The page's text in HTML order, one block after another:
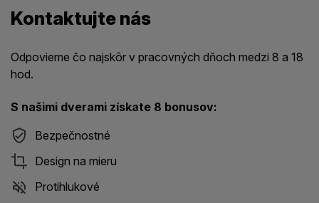
Kontaktujte nás
Odpovieme čo najskôr v pracovných dňoch medzi 8 a 18
hod.
S našimi dverami získate 8 bonusov:
Bezpečnostné
Design na mieru
Protihlukové